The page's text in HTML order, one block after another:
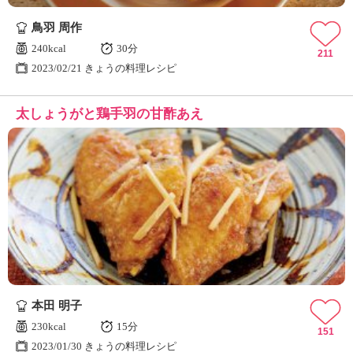
鳥羽 周作
240kcal
30分
2023/02/21 きょうの料理レシピ
211
太しょうがと鶏手羽の甘酢あえ
本田 明子
230kcal
15分
2023/01/30 きょうの料理レシピ
151